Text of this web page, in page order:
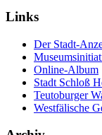
Links
Der Stadt-
Online-Album
Stadt Schloß
Teutoburger
Westfälische